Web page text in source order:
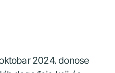
2024. donose